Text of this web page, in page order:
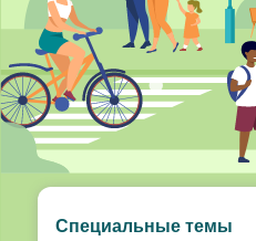
Специальные темы